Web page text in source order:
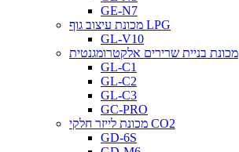
GE-N7
מכונת עיצוב גוף LPG
GL-V10
מכונת בניית שרירים אלקטרומגנטית
GL-C1
GL-C2
GL-C3
GC-PRO
מכונת לייזר חלקי CO2
GD-6S